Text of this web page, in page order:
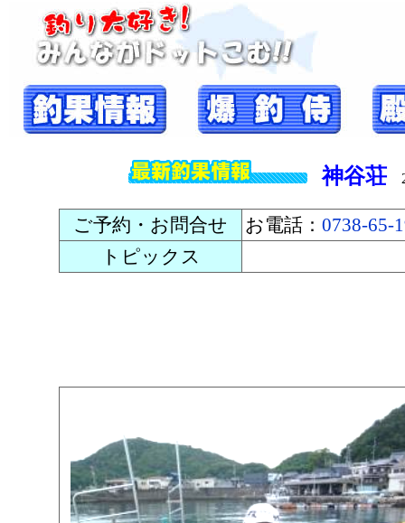
神谷荘
ご予約・お問合せ お電話： 0738-65-
トピックス